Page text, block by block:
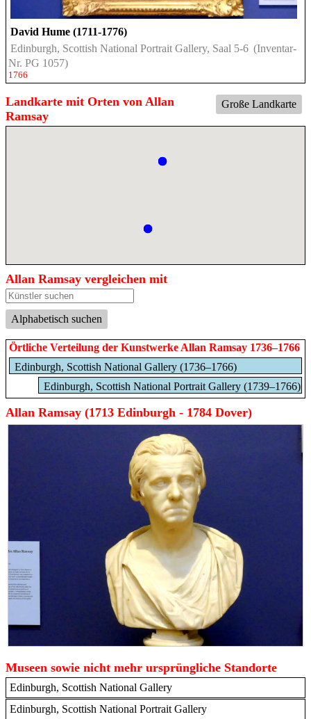
David Hume (1711-1776)
Edinburgh, Scottish National Portrait Gallery, Saal 5-6 (Inventar-
Nr. PG 1057)
1766
Große Landkarte
Landkarte mit Orten von Allan
Ramsay
Allan Ramsay vergleichen mit
Alphabetisch suchen
Örtliche Verteilung der Kunstwerke Allan Ramsay 1736–1766
Edinburgh, Scottish National Gallery (1736–1766)
Edinburgh, Scottish National Portrait Gallery (1739–1766)
Allan Ramsay (1713 Edinburgh - 1784 Dover)
Museen sowie nicht mehr ursprüngliche Standorte
Edinburgh, Scottish National Gallery
Edinburgh, Scottish National Portrait Gallery